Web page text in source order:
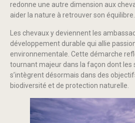
redonne une autre dimension aux
aider la nature à retrouver son équilibre.
Les chevaux y deviennent les
développement durable qui allie
environnementale. Cette démarche
tournant majeur dans la façon dont les
s’intègrent désormais dans des
biodiversité et de protection naturelle.